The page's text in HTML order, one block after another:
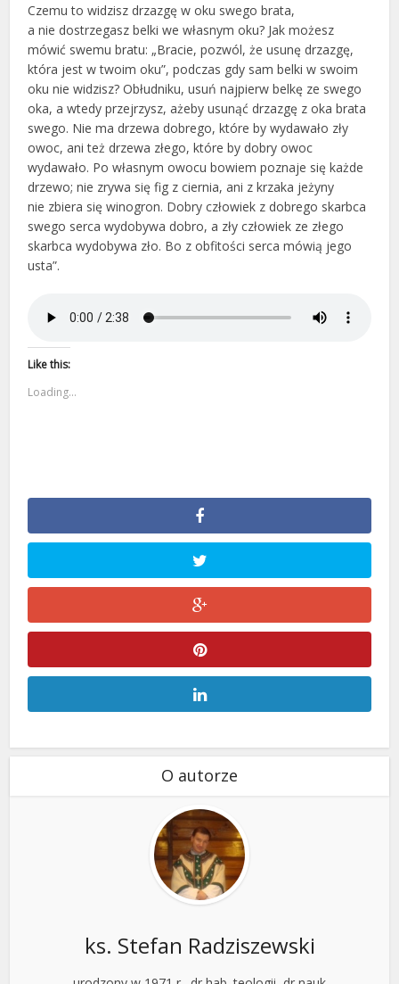
Czemu to widzisz drzazgę w oku swego brata,
a nie dostrzegasz belki we własnym oku? Jak możesz
mówić swemu bratu: „Bracie, pozwól, że usunę drzazgę,
która jest w twoim oku”, podczas gdy sam belki w swoim
oku nie widzisz? Obłudniku, usuń najpierw belkę ze swego
oka, a wtedy przejrzysz, ażeby usunąć drzazgę z oka brata
swego. Nie ma drzewa dobrego, które by wydawało zły
owoc, ani też drzewa złego, które by dobry owoc
wydawało. Po własnym owocu bowiem poznaje się każde
drzewo; nie zrywa się fig z ciernia, ani z krzaka jeżyny
nie zbiera się winogron. Dobry człowiek z dobrego skarbca
swego serca wydobywa dobro, a zły człowiek ze złego
skarbca wydobywa zło. Bo z obfitości serca mówią jego
usta”.
Like this:
Loading...
O autorze
ks. Stefan Radziszewski